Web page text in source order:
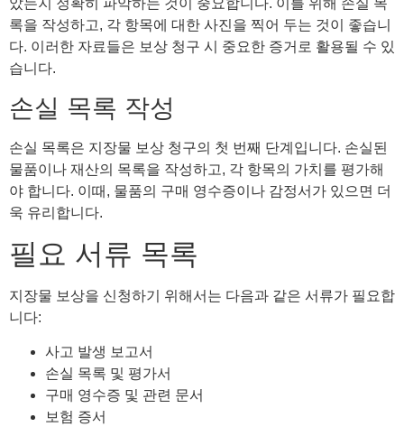
았는지 정확히 파악하는 것이 중요합니다. 이를 위해 손실 목
록을 작성하고, 각 항목에 대한 사진을 찍어 두는 것이 좋습니
다. 이러한 자료들은 보상 청구 시 중요한 증거로 활용될 수 있
습니다.
손실 목록 작성
손실 목록은 지장물 보상 청구의 첫 번째 단계입니다. 손실된
물품이나 재산의 목록을 작성하고, 각 항목의 가치를 평가해
야 합니다. 이때, 물품의 구매 영수증이나 감정서가 있으면 더
욱 유리합니다.
필요 서류 목록
지장물 보상을 신청하기 위해서는 다음과 같은 서류가 필요합
니다:
사고 발생 보고서
손실 목록 및 평가서
구매 영수증 및 관련 문서
보험 증서